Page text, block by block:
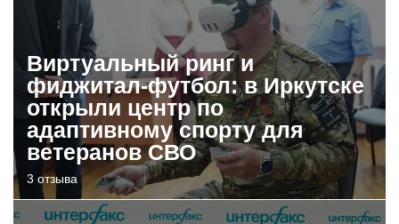
Виртуальный ринг и
фиджитал-футбол: в Иркутске
открыли центр по
адаптивному спорту для
ветеранов СВО
3 отзыва